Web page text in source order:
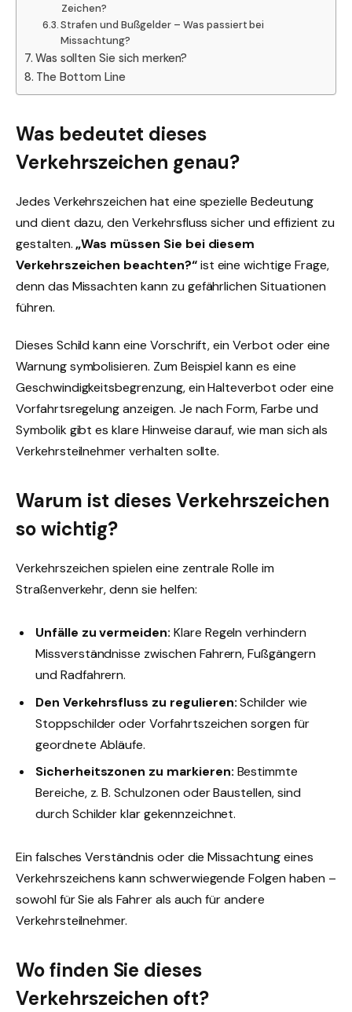
Zeichen?
Strafen und Bußgelder – Was passiert bei
Missachtung?
Was sollten Sie sich merken?
The Bottom Line
Was bedeutet dieses
Verkehrszeichen genau?
Jedes Verkehrszeichen hat eine spezielle Bedeutung
und dient dazu, den Verkehrsfluss sicher und effizient zu
gestalten.„Was müssen Sie bei diesem
Verkehrszeichen beachten?“ist eine wichtige Frage,
denn das Missachten kann zu gefährlichen Situationen
führen.
Dieses Schild kann eine Vorschrift, ein Verbot oder eine
Warnung symbolisieren. Zum Beispiel kann es eine
Geschwindigkeitsbegrenzung, ein Halteverbot oder eine
Vorfahrtsregelung anzeigen. Je nach Form, Farbe und
Symbolik gibt es klare Hinweise darauf, wie man sich als
Verkehrsteilnehmer verhalten sollte.
Warum ist dieses Verkehrszeichen
so wichtig?
Verkehrszeichen spielen eine zentrale Rolle im
Straßenverkehr, denn sie helfen:
Unfälle zu vermeiden: Klare Regeln verhindern
Missverständnisse zwischen Fahrern, Fußgängern
und Radfahrern.
Den Verkehrsfluss zu regulieren:Schilder wie
Stoppschilder oder Vorfahrtszeichen sorgen für
geordnete Abläufe.
Sicherheitszonen zu markieren: Bestimmte
Bereiche, z. B. Schulzonen oder Baustellen, sind
durch Schilder klar gekennzeichnet.
Ein falsches Verständnis oder die Missachtung eines
Verkehrszeichens kann schwerwiegende Folgen haben –
sowohl für Sie als Fahrer als auch für andere
Verkehrsteilnehmer.
Wo finden Sie dieses
Verkehrszeichen oft?